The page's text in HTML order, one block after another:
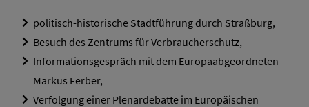
politisch-historische Stadtführung durch Straßburg,
Besuch des Zentrums für Verbraucherschutz,
Informationsgespräch mit dem Europaabgeordneten
Markus Ferber,
Verfolgung einer Plenardebatte im Europäischen